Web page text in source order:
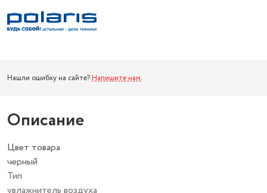
Нашли ошибку на сайте? Напишите нам.
Описание
Цвет товара
черный
Тип